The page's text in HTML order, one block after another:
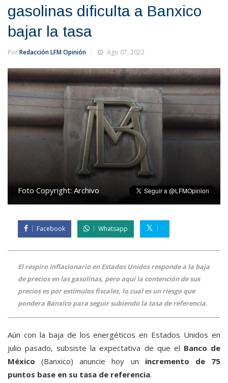
gasolinas dificulta a Banxico
bajar la tasa
PorRedacción LFM Opinión Ago 07, 2022
Foto Copyright: Archivo
Facebook Whatsapp
El respiro inflacionario en Estados Unidos responde a la baja
de precios en las gasolinas, pero aquí la contención de sus
precios es por estímulos fiscales, lo cual es un riesgo que
pondera Banxico para seguir subiendo la tasa de referencia.
Aún con la baja de los energéticos en Estados Unidos en
julio pasado, subsiste la expectativa de que el Banco de
México (Banxico) anuncie hoy un incremento de 75
puntos base en su tasa de referencia.